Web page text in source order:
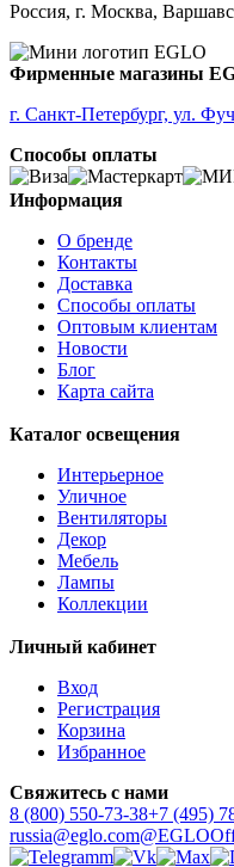
Россия, г. Москва,
Фирменные магазины
г. Санкт-Петербург, ул.
Способы оплаты
Информация
О бренде
Контакты
Доставка
Способы оплаты
Оптовым клиентам
Новости
Блог
Карта сайта
Каталог освещения
Интерьерное
Уличное
Вентиляторы
Декор
Мебель
Лампы
Коллекции
Личный кабинет
Вход
Регистрация
Корзина
Избранное
Свяжитесь с нами
8 (800) 550-73-38+7 (495)
russia@eglo.com